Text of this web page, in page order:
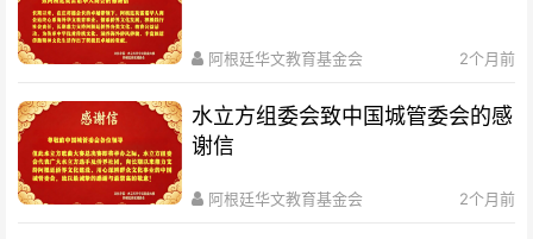
阿根廷华文教育基金会 2个月前
水立方组委会致中国城管委会的感
谢信
阿根廷华文教育基金会 2个月前